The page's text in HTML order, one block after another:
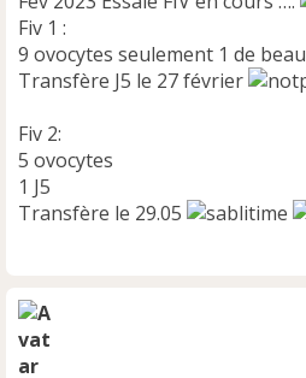
Fiv 1 :
9 ovocytes seulement 1 de beau
Transfère J5 le 27 février
Fiv 2:
5 ovocytes
1 J5
Transfère le 29.05